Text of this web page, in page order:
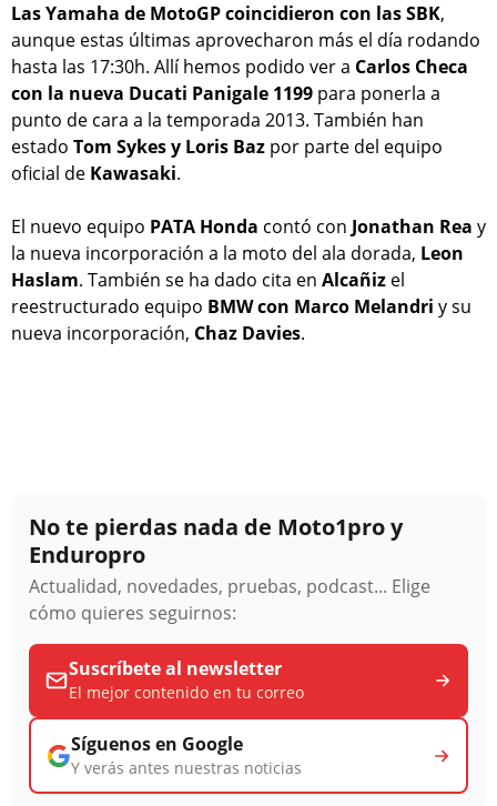
Las Yamaha de MotoGP coincidieron con las SBK,
aunque estas últimas aprovecharon más el día rodando
hasta las 17:30h. Allí hemos podido ver a Carlos Checa
con la nueva Ducati Panigale 1199 para ponerla a
punto de cara a la temporada 2013. También han
estado Tom Sykes y Loris Baz por parte del equipo
oficial de Kawasaki.
El nuevo equipo PATA Honda contó con Jonathan Rea y
la nueva incorporación a la moto del ala dorada, Leon
Haslam. También se ha dado cita en Alcañiz el
reestructurado equipo BMW con Marco Melandri y su
nueva incorporación, Chaz Davies.
No te pierdas nada de Moto1pro y
Enduropro
Actualidad, novedades, pruebas, podcast... Elige
cómo quieres seguirnos:
Suscríbete al newsletter
El mejor contenido en tu correo
Síguenos en Google
Y verás antes nuestras noticias